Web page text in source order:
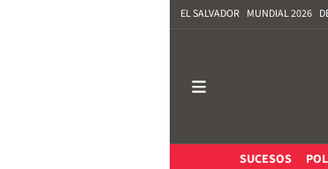
EL SALVADOR MUNDIAL 2026
SUCESOS